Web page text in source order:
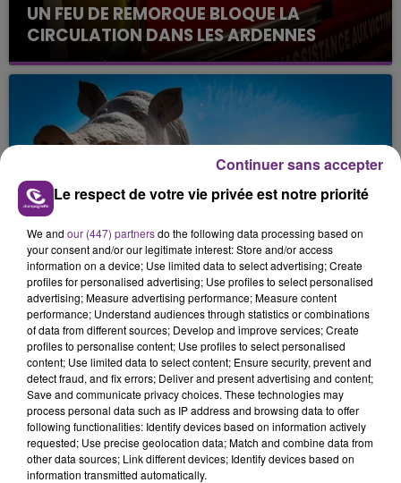
UN FEU DE REMORQUE BLOQUE LA
CIRCULATION DANS LES ARDENNES
Un feu de remorque s'est déclaré ce mercredi en
fin de matinée sur l'A34.
VENEZ FÊTER CE WEEK-END
L'ANNIVERSAIRE DE WOINIC
Ce samedi 8 août sera un grand jour :
l'anniversaire du plus gros sanglier du monde.
Une fête est donc organisée et vous êtes tous
conviés !
TITRES DIFFUSÉS
10h47
10h47 10h44
10h44
Le respect de votre vie privée est notre priorité
We and our (447) partnersdo the following data processing based on
your consent and/or our legitimate interest: Store and/or access
information on a device; Use limited data to select advertising; Create
profiles for personalised advertising; Use profiles to select personalised
advertising; Measure advertising performance; Measure content
performance; Understand audiences through statistics or combinations
of data from different sources; Develop and improve services; Create
profiles to personalise content; Use profiles to select personalised
content; Use limited data to select content; Ensure security, prevent and
detect fraud, and fix errors; Deliver and present advertising and content;
Save and communicate privacy choices. These technologies may
process personal data such as IP address and browsing data to offer
following functionalities: Identify devices based on information actively
requested; Use precise geolocation data; Match and combine data from
other data sources; Link different devices; Identify devices based on
information transmitted automatically.
Continuer sans accepter